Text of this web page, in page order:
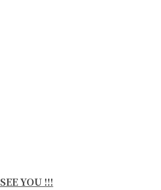
SEE YOU !!!